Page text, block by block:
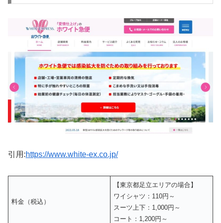
引用:https://www.white-ex.co.jp/
料金（税込）
【東京都足立エリアの場合】
ワイシャツ：110円～
スーツ上下：1,000円～
コート：1,200円～